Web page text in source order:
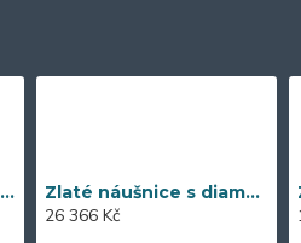
Zlatý prsten s diamantem 585/1000, 0,04 ct - 55118R013 Zlaté náušnice s diamantem 585/1000, 0,197 ct - 43855E016
26 366 Kč